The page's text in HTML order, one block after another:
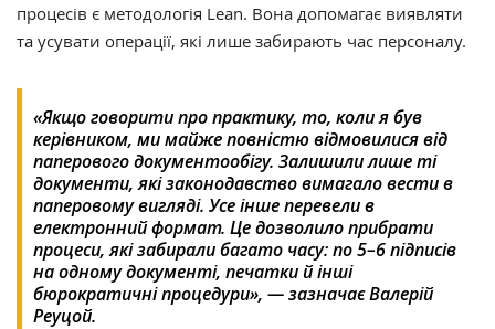
процесів є методологія Lean. Вона допомагає виявляти
та усувати операції, які лише забирають час персоналу.
«Якщо говорити про практику, то, коли я був
керівником, ми майже повністю відмовилися від
паперового документообігу. Залишили лише ті
документи, які законодавство вимагало вести в
паперовому вигляді. Усе інше перевели в
електронний формат. Це дозволило прибрати
процеси, які забирали багато часу: по 5–6 підписів
на одному документі, печатки й інші
бюрократичні процедури», — зазначає Валерій
Реуцой.